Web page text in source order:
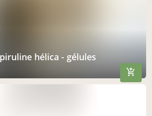
hélica - gélules